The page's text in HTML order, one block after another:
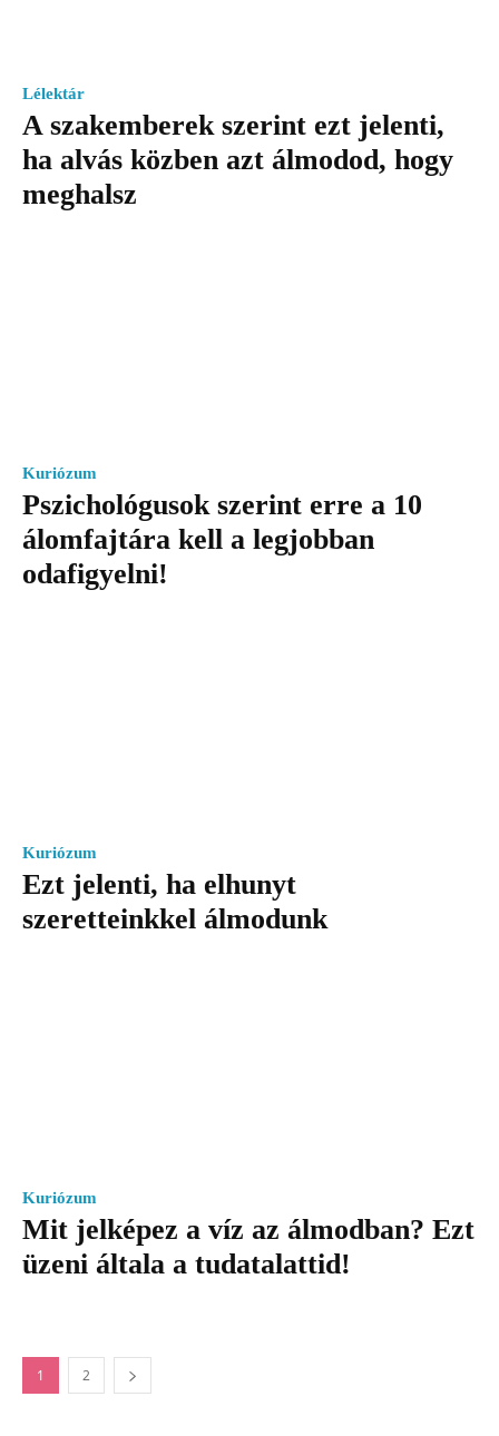
Lélektár
A szakemberek szerint ezt jelenti,
ha alvás közben azt álmodod, hogy
meghalsz
Kuriózum
Pszichológusok szerint erre a 10
álomfajtára kell a legjobban
odafigyelni!
Kuriózum
Ezt jelenti, ha elhunyt
szeretteinkkel álmodunk
Kuriózum
Mit jelképez a víz az álmodban? Ezt
üzeni általa a tudatalattid!
1 2